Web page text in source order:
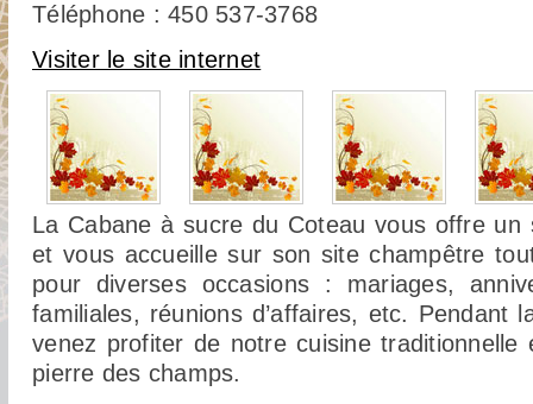
Téléphone : 450 537-3768
Visiter le site internet
La Cabane à sucre du Coteau vous offre un
et vous accueille sur son site champêtre
pour diverses occasions : mariages,
familiales, réunions d’affaires, etc. Pendant
venez profiter de notre cuisine
pierre des champs.